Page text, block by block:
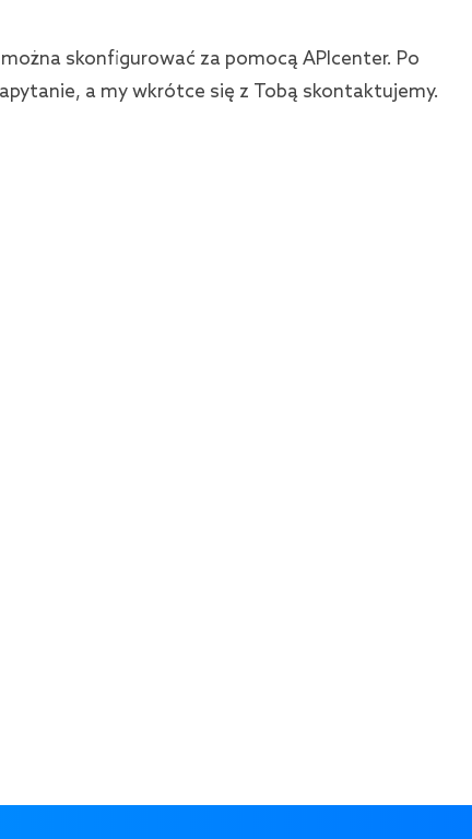
skonfigurować za pomocą APIcenter. Po
a my wkrótce się z Tobą skontaktujemy.